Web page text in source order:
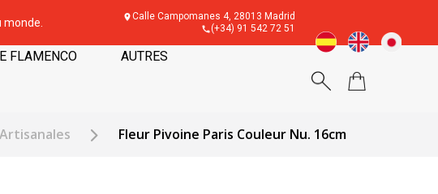
Calle Campomanes 4, 28013 Madrid
(+34) 91 542 72 51
FLAMENCO AUTRES
Fleur Pivoine Paris Couleur Nu. 16cm